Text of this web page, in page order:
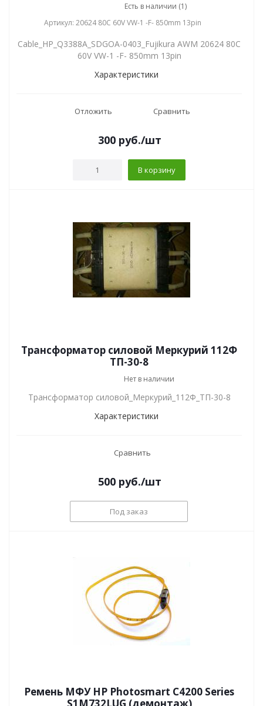
Есть в наличии (1)
Артикул: 20624 80C 60V VW-1 -F- 850mm 13pin
Cable_HP_Q3388A_SDGOA-0403_Fujikura AWM 20624 80C
60V VW-1 -F- 850mm 13pin
Характеристики
Отложить Сравнить
300руб./шт
В корзину
Трансформатор силовой Меркурий 112Ф
ТП-30-8
Нет в наличии
Трансформатор силовой_Меркурий_112Ф_ТП-30-8
Характеристики
Сравнить
500руб./шт
Под заказ
Ремень МФУ HP Photosmart C4200 Series